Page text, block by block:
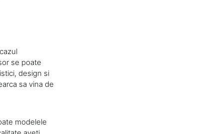
se poate
design si
sa vina de
modelele